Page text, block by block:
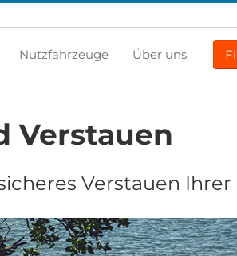
Nutzfahrzeuge Über uns
Verstauen
Verstauen